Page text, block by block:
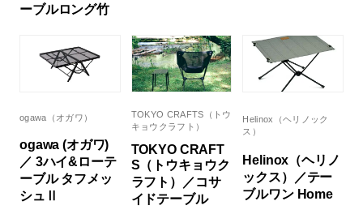
ーブルロング竹
ogawa（オガワ）
ogawa (オガワ)
／ 3ハイ&ローテ
ーブル タフメッ
シュⅡ
TOKYO CRAFTS（トウ
キョウクラフト）
TOKYO CRAFT
S（トウキョウク
ラフト）／コサ
イドテーブル
Helinox（ヘリノック
ス）
Helinox（ヘリノ
ックス）／テー
ブルワン Home